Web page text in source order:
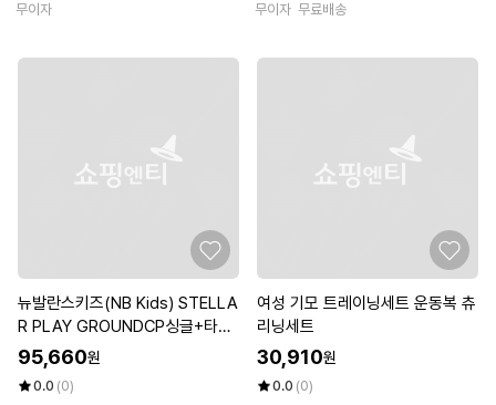
무이자
무이자 무료배송
뉴발란스키즈(NB Kids) STELLA
R PLAY GROUNDCP싱글+타슬
란 반팔셋업 NK9YG2501UMela
nge Gray
95,660원
0.0 (0)
여성 기모 트레이닝세트 운동복 츄
리닝세트
30,910원
0.0 (0)